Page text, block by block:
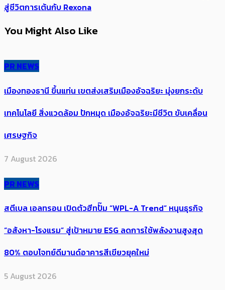
สู่ชีวิตการเต้นกับ Rexona
You Might Also Like
PR NEWS
เมืองทองธานี ขึ้นแท่น เขตส่งเสริมเมืองอัจฉริยะ มุ่งยกระดับ
เทคโนโลยี สิ่งแวดล้อม ปักหมุด เมืองอัจฉริยะมีชีวิต ขับเคลื่อน
เศรษฐกิจ
7 August 2026
PR NEWS
สตีเบล เอลทรอน เปิดตัวฮีทปั๊ม “WPL-A Trend” หนุนธุรกิจ
“อสังหา-โรงแรม” สู่เป้าหมาย ESG ลดการใช้พลังงานสูงสุด
80% ตอบโจทย์ดีมานด์อาคารสีเขียวยุคใหม่
5 August 2026